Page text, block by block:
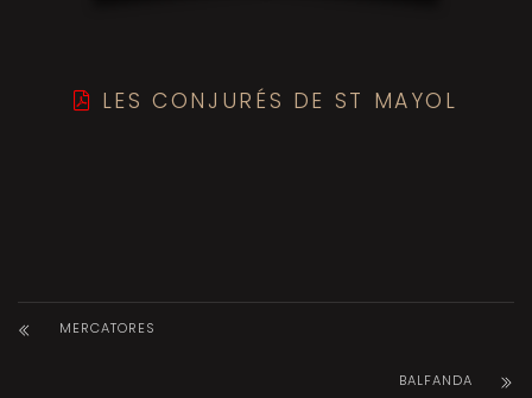
LES CONJURÉS DE ST MAYOL
MERCATORES
BALFANDA